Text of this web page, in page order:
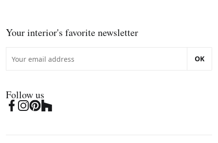
Your interior's favorite newsletter
OK
Follow us